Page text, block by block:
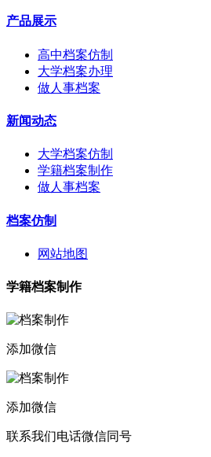
产品展示
高中档案仿制
大学档案办理
做人事档案
新闻动态
大学档案仿制
学籍档案制作
做人事档案
档案仿制
网站地图
学籍档案制作
添加微信
添加微信
联系我们电话微信同号